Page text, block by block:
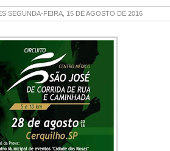
SEGUNDA-FEIRA, 15 DE AGOSTO DE 2016